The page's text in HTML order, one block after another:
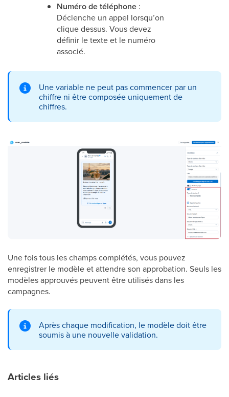
Numéro de téléphone :
Déclenche un appel lorsqu’on
clique dessus. Vous devez
définir le texte et le numéro
associé.
Une variable ne peut pas commencer par un
chiffre ni être composée uniquement de
chiffres.
Une fois tous les champs complétés, vous pouvez
enregistrer le modèle et attendre son approbation. Seuls les
modèles approuvés peuvent être utilisés dans les
campagnes.
Après chaque modification, le modèle doit être
soumis à une nouvelle validation.
Articles liés